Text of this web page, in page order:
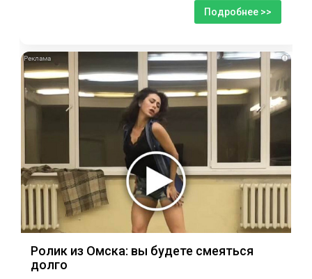
Подробнее >>
i
Ролик из Омска: вы будете смеяться
долго